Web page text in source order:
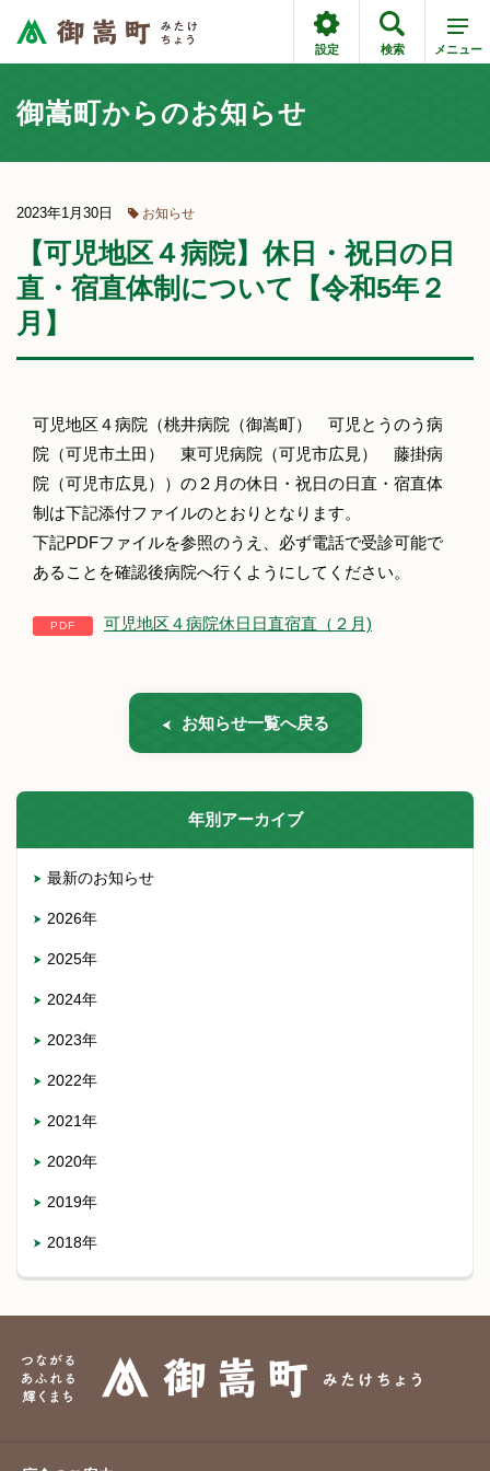
設定 検索 メニュー
御嵩町からのお知らせ
2023年1月30日 お知らせ
【可児地区４病院】休日・祝日の日
直・宿直体制について【令和5年２
月】
可児地区４病院（桃井病院（御嵩町） 可児とうのう病
院（可児市土田） 東可児病院（可児市広見） 藤掛病
院（可児市広見））の２月の休日・祝日の日直・宿直体
制は下記添付ファイルのとおりとなります。
下記PDFファイルを参照のうえ、必ず電話で受診可能で
あることを確認後病院へ行くようにしてください。
可児地区４病院休日日直宿直（２月)
お知らせ一覧へ戻る
年別アーカイブ
最新のお知らせ
2026年
2025年
2024年
2023年
2022年
2021年
2020年
2019年
2018年